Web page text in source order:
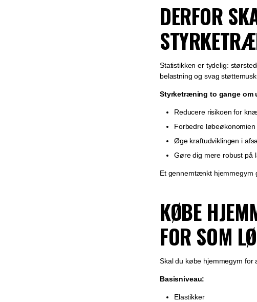
DERFOR
Statistikken er tydelig:
belastning og svag
Styrketræning to gange om
Reducere risikoen for
Forbedre løbeøkonomien
Øge kraftudviklingen i
Gøre dig mere robust på
Et gennemtænkt hjemmegym
KØBE
FOR SOM
Skal du købe hjemmegym
Basisniveau:
Elastikker